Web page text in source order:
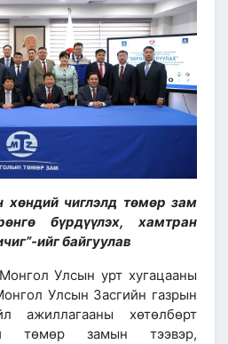
хөндий чиглэлд төмөр зам
бүрдүүлэх, хамтран
ийг байгуулав
Улсын урт хугацааны
Улсын Засгийн газрын
ажиллагааны хөтөлбөрт
төмөр замын тээвэр,